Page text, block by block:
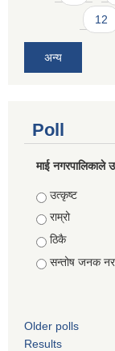
12
अन्य
Poll
माई नगरपालिकाले
Choices
उत्कृष्ट
राम्रो
ठिकै
सन्तोष जनक
Older polls
Results